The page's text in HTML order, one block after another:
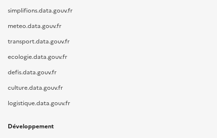
simplifions.data.gouv.fr
meteo.data.gouv.fr
transport.data.gouv.fr
ecologie.data.gouv.fr
defis.data.gouv.fr
culture.data.gouv.fr
logistique.data.gouv.fr
Développement